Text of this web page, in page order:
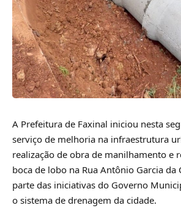
A Prefeitura de Faxinal iniciou nesta
serviço de melhoria na infraestrutura
realização de obra de manilhamento e
boca de lobo na Rua Antônio Garcia da
parte das iniciativas do Governo
o sistema de drenagem da cidade.